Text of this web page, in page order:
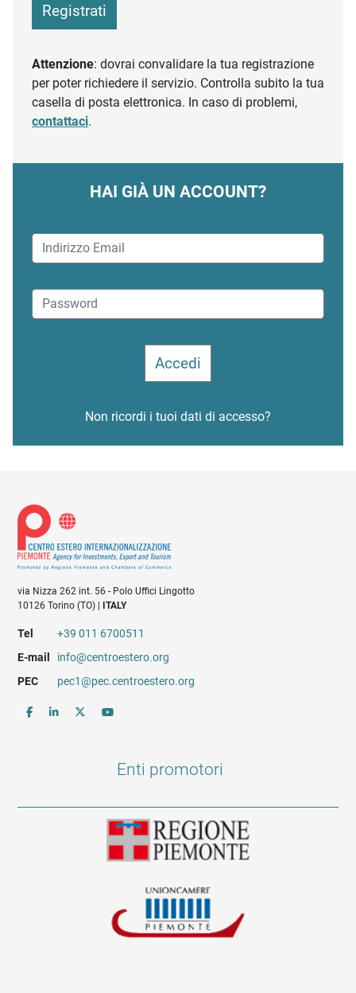
Registrati
Attenzione: dovrai convalidare la tua registrazione
per poter richiedere il servizio. Controlla subito la tua
casella di posta elettronica. In caso di problemi,
contattaci.
HAI GIÀ UN ACCOUNT?
Non ricordi i tuoi dati di accesso?
via Nizza 262 int. 56 - Polo Uffici Lingotto
10126 Torino (TO) |
ITALY
Tel
+39 011 6700511
E-mail
info@centroestero.org
PEC
pec1@pec.centroestero.org
Enti promotori